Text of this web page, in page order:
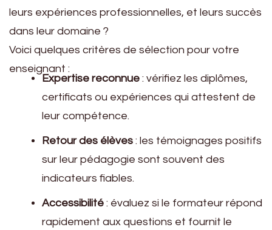
leurs expériences professionnelles, et leurs succès
dans leur domaine ?
Voici quelques critères de sélection pour votre
enseignant :
Expertise reconnue : vérifiez les diplômes,
certificats ou expériences qui attestent de
leur compétence.
Retour des élèves : les témoignages positifs
sur leur pédagogie sont souvent des
indicateurs fiables.
Accessibilité : évaluez si le formateur répond
rapidement aux questions et fournit le